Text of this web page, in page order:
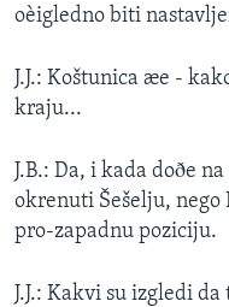
oèigledno biti
J.J.: Koštunica æe -
kraju...
J.B.: Da, i kada doðe
okrenuti Šešelju,
pro-zapadnu poziciju.
J.J.: Kakvi su izgledi da